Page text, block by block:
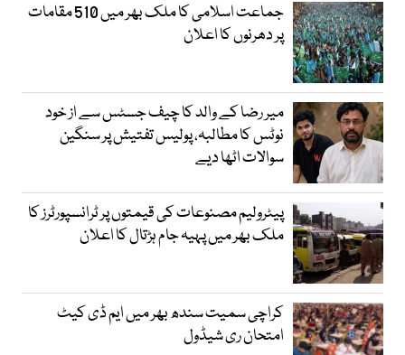
جماعت اسلامی کا ملک بھر میں 510 مقامات
پر دھرنوں کا اعلان
میر رضا کے والد کا چیف جسٹس سے از خود
نوٹس کا مطالبہ، پولیس تفتیش پر سنگین
سوالات اٹھا دیے
پیٹرولیم مصنوعات کی قیمتوں پر ٹرانسپورٹرز کا
ملک بھر میں پہیہ جام ہڑتال کا اعلان
کراچی سمیت سندھ بھر میں ایم ڈی کیٹ
امتحان ری شیڈول